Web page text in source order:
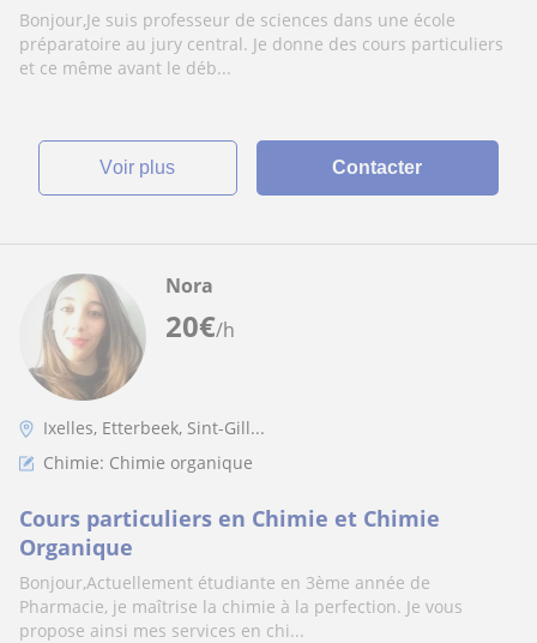
Bonjour,Je suis professeur de sciences dans une école
préparatoire au jury central. Je donne des cours particuliers
et ce même avant le déb...
voir plus Contacter
20€/h
Nora
Ixelles, Etterbeek, Sint-Gill...
Chimie: Chimie organique
Cours particuliers en Chimie et Chimie
Organique
Bonjour,Actuellement étudiante en 3ème année de
Pharmacie, je maîtrise la chimie à la perfection. Je vous
propose ainsi mes services en chi...